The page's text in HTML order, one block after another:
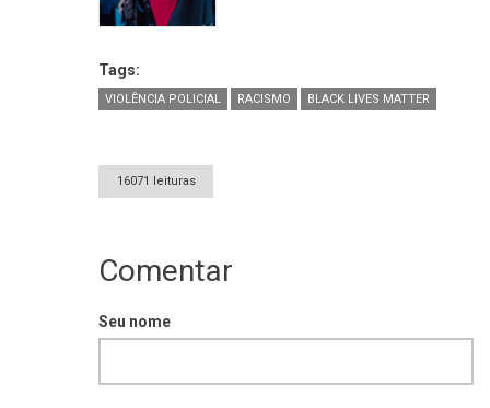
Tags:
VIOLÊNCIA POLICIAL RACISMO BLACK LIVES MATTER
16071 leituras
Comentar
Seu nome